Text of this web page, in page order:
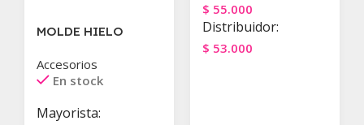
MOLDE HIELO
Accesorios
En stock
Mayorista:
$ 55.000
Distribuidor:
$ 53.000